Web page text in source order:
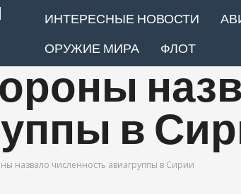
ИНТЕРЕСНЫЕ НОВОСТИ
ОРУЖИЕ МИРА
ФЛОТ
в
назвало численность авиагруппы в Сирии